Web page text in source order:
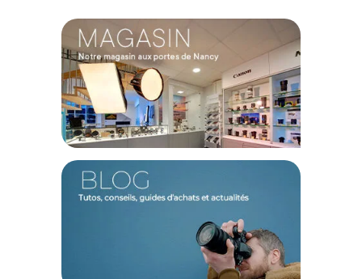
Couleur : Plum
Matériau : Papier
Surface : Mate, non-réfléchissante
Largeur : 1,36 m
Longueur : 11 m
CONTENU DU CARTON
1x Rouleau fond papier Savage 1.36 x 11m Plum
Offre valable jusqu'au 06-08-2026 inclus.
Code EAN SAVAGE Savage fond papier 1,36x11m Plum - Fond
000000098783
(1) Offre valable jusqu'au 31 Décembre 2030 à partir de 49 euros